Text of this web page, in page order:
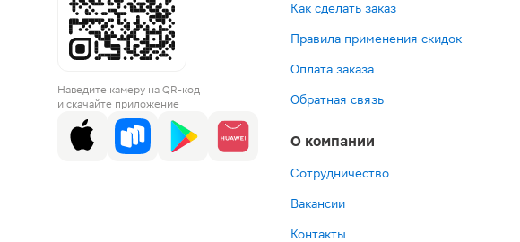
Наведите камеру на QR-код
и скачайте приложение
Как сделать заказ
Правила применения скидок
Оплата заказа
Обратная связь
О компании
Сотрудничество
Вакансии
Контакты